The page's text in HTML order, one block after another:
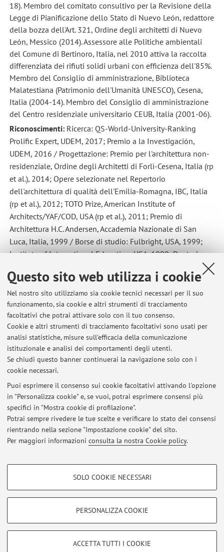
Questo sito web utilizza i cookie
Nel nostro sito utilizziamo sia cookie tecnici necessari per il suo
funzionamento, sia cookie e altri strumenti di tracciamento
facoltativi che potrai attivare solo con il tuo consenso.
Cookie e altri strumenti di tracciamento facoltativi sono usati per
analisi statistiche, misure sull'efficacia della comunicazione
istituzionale e analisi dei comportamenti degli utenti.
Se chiudi questo banner continuerai la navigazione solo con i
cookie necessari.
Puoi esprimere il consenso sui cookie facoltativi attivando l'opzione
in "Personalizza cookie" e, se vuoi, potrai esprimere consensi più
specifici in "Mostra cookie di profilazione".
Potrai sempre rivedere le tue scelte e verificare lo stato dei consensi
rientrando nella sezione "Impostazione cookie" del sito.
Per maggiori informazioni consulta la nostra Cookie policy.
COOKIE DI PROFILAZIONE - FACOLTATIVI
COOKIE TECNICI - NECESSARI
SOLO COOKIE NECESSARI
PERSONALIZZA COOKIE
ACCETTA TUTTI I COOKIE
18). Membro del comitato consultivo per la Revisione della
Legge di Pianificazione dello Stato di Nuevo León, redattore
della bozza dell'Art. 321, Ordine degli architetti di Nuevo
León, Messico (2014). Assessore alle Politiche ambientali
del Comune di Bertinoro, Italia, nel 2010 attiva la raccolta
differenziata dei rifiuti solidi urbani con efficienza dell'85%.
Membro del Consiglio di amministrazione, Biblioteca
Malatestiana (Patrimonio dell'Umanità UNESCO), Cesena,
Italia (2004-14). Membro del Consiglio di amministrazione
del Centro residenziale universitario CEUB, Italia (2001-06).
Riconoscimenti:Ricerca: QS-World-University-Ranking
Prolific Expert, UDEM, 2017; Premio a la Investigación,
UDEM, 2016 / Progettazione: Premio per l'architettura non-
residenziale, Ordine degli Architetti di Forlì-Cesena, Italia (rp
et al.), 2014; Opere selezionate nel Repertorio
dell'architettura di qualità dell'Emilia-Romagna, IBC, Italia
(rp et al.), 2012; TOTO Prize, American Institute of
Architects/YAF/COD, USA (rp et al.), 2011; Premio di
Architettura H.C. Andersen, Accademia Nazionale di San
Luca, Italia, 1999 / Borse di studio: Fulbright, USA, 1999;
Institute of International Education, USA, 1999; Deutscher
Akademischer Austauschdienst, Germania, 1998; Erasmus,
Unione Europea, 1994.
Ultimi avvisi
Wild by Design: Caring for Biodiversity in a Changing World - May
28, 2024 h17:30 - Bologna
Pubblicato il: 08 aprile 2024
Beyond Biophilia - May 23, 2024 h14:00 - Ravenna
Pubblicato il: 08 aprile 2024
The Future of Co-Existence - May 23, 2024 h11:00 - Ravenna
Pubblicato il: 08 aprile 2024
Area riservata
Accedi tramiteloginper gestire tutti i contenuti del sito.
Zamboni, 33 - 40126 Bologna - Partita IVA: 01131710376